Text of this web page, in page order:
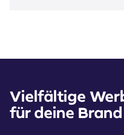
Vielfältige
für deine Brand